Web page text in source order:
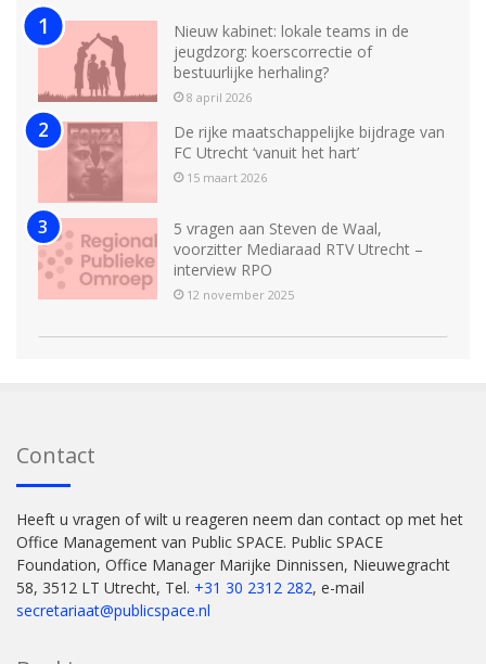
Nieuw kabinet: lokale teams in de
jeugdzorg: koerscorrectie of
bestuurlijke herhaling?
8 april 2026
De rijke maatschappelijke bijdrage van
FC Utrecht ‘vanuit het hart’
15 maart 2026
5 vragen aan Steven de Waal,
voorzitter Mediaraad RTV Utrecht –
interview RPO
12 november 2025
Contact
Heeft u vragen of wilt u reageren neem dan contact op met het
Office Management van Public SPACE. Public SPACE
Foundation, Office Manager Marijke Dinnissen, Nieuwegracht
58, 3512 LT Utrecht, Tel. +31 30 2312 282, e-mail
secretariaat@publicspace.nl